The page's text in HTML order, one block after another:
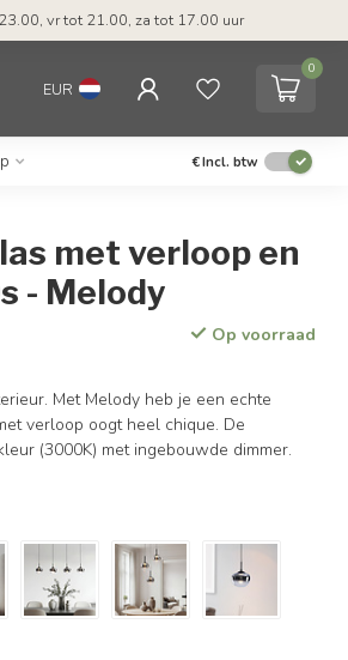
vr tot 21.00, za tot 17.00 uur
EUR
0
€Incl. btw
met verloop en
- Melody
Op voorraad
Met Melody heb je een echte
verloop oogt heel chique. De
(3000K) met ingebouwde dimmer.